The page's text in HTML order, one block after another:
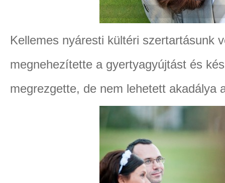
Kellemes nyáresti kültéri szertartásunk
megnehezítette a gyertyagyújtást és
megrezgette, de nem lehetett akadálya